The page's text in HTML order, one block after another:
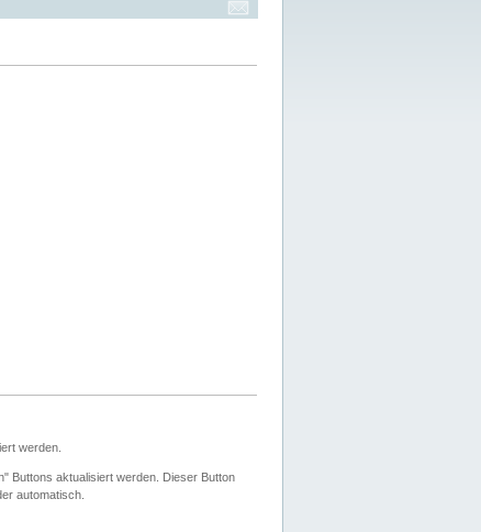
werden.
Buttons aktualisiert werden. Dieser Button
automatisch.